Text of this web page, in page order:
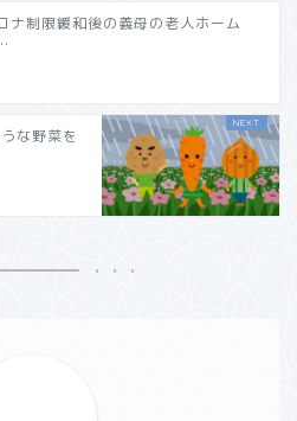
ナ制限緩和後の義母の老人ホーム
な野菜を